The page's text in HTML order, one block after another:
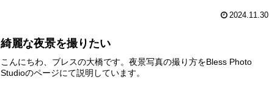
2024.11.30
綺麗な夜景を撮りたい
こんにちわ、ブレスの大橋です。夜景写真の撮り方をBless Photo
Studioのページにて説明しています。